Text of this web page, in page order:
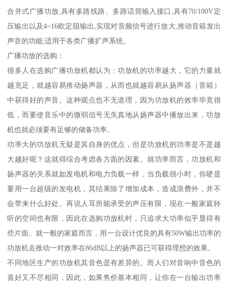
合并式广播功放,具有多路线路、多路话筒输入接口,具有70/100V定
压输出以及4~16欧定阻输出,实现对音频信号进行放大,推动音箱发出
声音的功能;适用于各类广播扩声系统。
广播功放的选购：
很多人在选购广播功放机都认为：功放机的功率越大，它的力量就
越充足，就越容易推动扬声器，从而也就越容易从扬声器（音箱）
中获得好的声音。这种观点也不无道理，因为功放机的效率毕竟很
低，而要使音乐中的微弱信号无失真地从扬声器中播放出来，功放
机也就必须要有足够的储备功率。
功率大的功放机无疑是其自身的优点，但是功放机的功率是不是越
大越好呢？这就得综合考虑各方面的因素。就功率而言，功放机和
扬声器的关系就如发电机和电力负载一样，当负载很小时，你硬是
要用一台超级的发电机，其结果除了增加成本，造成浪费外，并不
会带来什么好处。再说人耳所能承受的声压有限，现在一般家庭聆
听的空间也有限，因此在选购功放机时，只追求大功率似乎显得有
些片面。就一般的家庭而言，用一台设计优良的具有50W输出功率的
功放机去推动一对效率在86dB以上的扬声器已可获得理想的效果。
不同地区生产的功放机其音色是有差异的。而人们对音响中音色的
喜好又不尽相同，因此，如果售价基本相同，让你在一台输出功率